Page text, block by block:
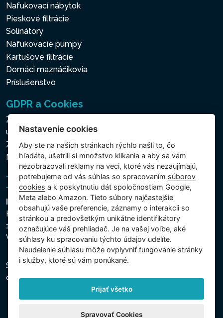
Nafukovací nábytok
Pieskové filtrácie
Solinátory
Nafukovacie pumpy
Kartušové filtrácie
Domáci maznáčikovia
Príslušenstvo
GDPR a Cookies
Zásady ochrany osobných a ďalších spracovávaných
údajov
Zásady používania súborov cookies
Nastavenie cookies
Intex Trading, s.r.o.
Hradecká 2526/3
130 00 Praha 3
Vinohrady - Česká republika
Spoločnosť je zapísaná na Mestskom súde v Prahe,
oddiel C, vložka 74759, IČO 26150808, DIČ CZ26150808.
Nastavenie cookies
Aby ste na našich stránkach rýchlo našli to, čo
hľadáte, ušetrili si množstvo klikania a aby sa vám
nezobrazovali reklamy na veci, ktoré vás nezaujímajú,
potrebujeme od vás súhlas so spracovaním súborov
cookies a k poskytnutiu dát spoločnostiam Google,
Meta alebo Amazon. Tieto súbory najčastejšie
obsahujú vaše preferencie, záznamy o interakcii so
stránkou a predovšetkým unikátne identifikátory
označujúce váš prehliadač. Je na vašej voľbe, aké
súhlasy ku spracovaniu týchto údajov udelíte.
Neudelenie súhlasu mȏže ovplyvniť fungovanie stránky
i služby, ktoré sú vám ponúkané.
Prijať všetko
Spravovať Cookies